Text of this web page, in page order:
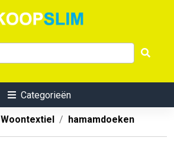
Categorieën
Woontextiel hamamdoeken